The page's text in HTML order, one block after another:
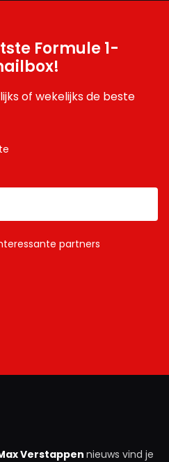
Formule 1-
of wekelijks de beste
partners
Verstappennieuws vind je